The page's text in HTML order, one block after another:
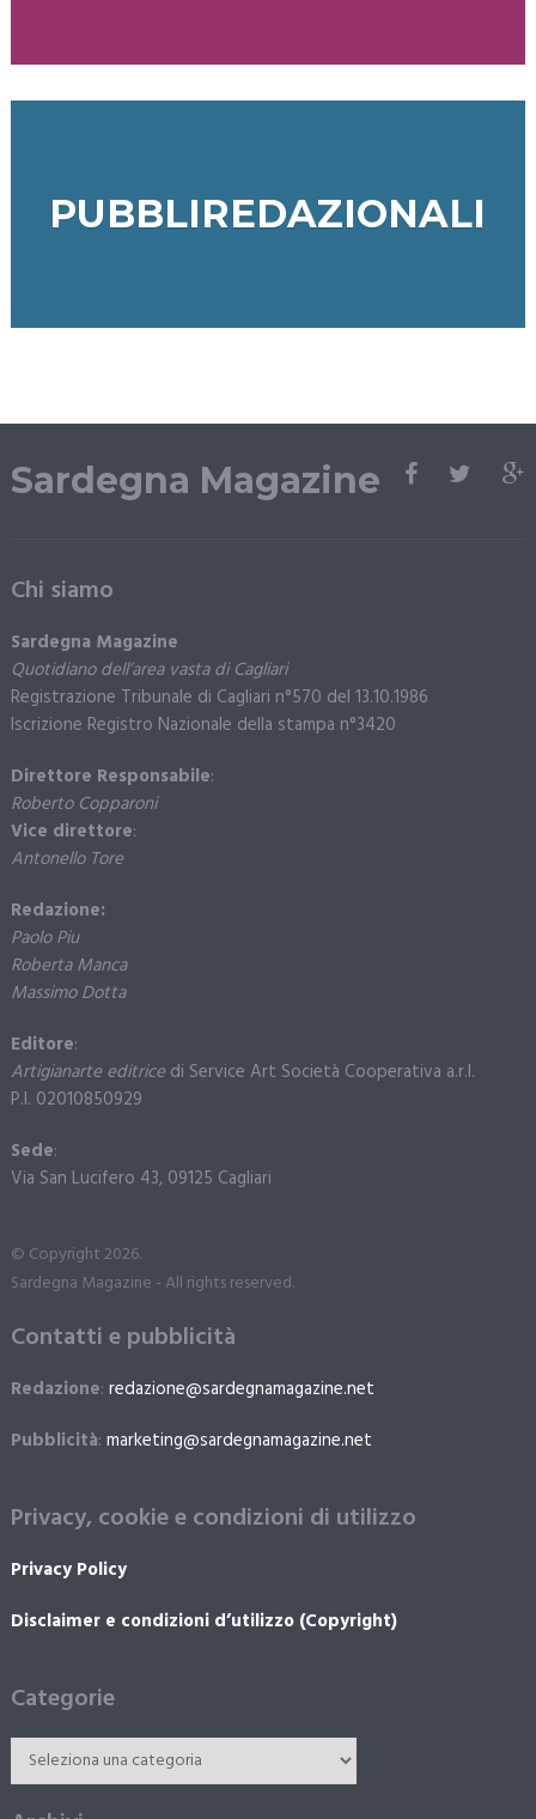
PUBBLIREDAZIONALI
Sardegna Magazine
Chi siamo
Sardegna Magazine
Quotidiano dell’area vasta di Cagliari
Registrazione Tribunale di Cagliari n°570 del 13.10.1986
Iscrizione Registro Nazionale della stampa n°3420
Direttore Responsabile:
Roberto Copparoni
Vice direttore:
Antonello Tore
Redazione:
Paolo Piu
Roberta Manca
Massimo Dotta
Editore:
Artigianarte editricedi Service Art Società Cooperativa a.r.l.
P.I. 02010850929
Sede:
Via San Lucifero 43, 09125 Cagliari
© Copyright 2026.
Sardegna Magazine - All rights reserved.
Contatti e pubblicità
Redazione: redazione@sardegnamagazine.net
Pubblicità: marketing@sardegnamagazine.net
Privacy, cookie e condizioni di utilizzo
Privacy Policy
Disclaimer e condizioni d’utilizzo (Copyright)
Categorie